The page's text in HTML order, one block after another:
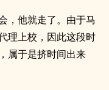
，他就走了。由于马
理上校，因此这段时
属于是挤时间出来